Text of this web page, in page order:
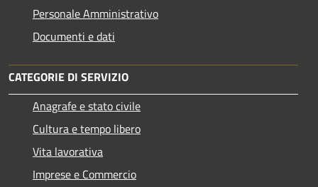
Personale Amministrativo
Documenti e dati
CATEGORIE DI SERVIZIO
Anagrafe e stato civile
Cultura e tempo libero
Vita lavorativa
Imprese e Commercio